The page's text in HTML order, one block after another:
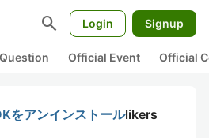
search Login Signup
Question Official Event Official
をアンインストールlikers